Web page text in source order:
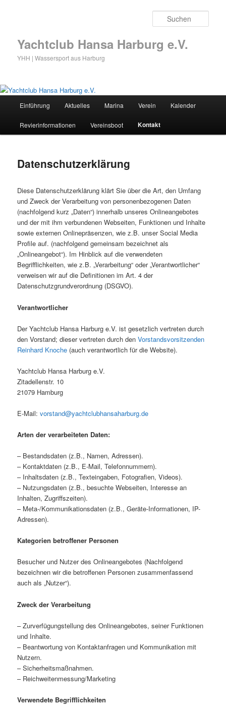
Yachtclub Hansa Harburg e.V.
YHH | Wassersport aus Harburg
Einführung Aktuelles Marina Verein Kalender
Revierinformationen Vereinsboot Kontakt
Datenschutzerklärung
Diese Datenschutzerklärung klärt Sie über die Art, den Umfang
und Zweck der Verarbeitung von personenbezogenen Daten
(nachfolgend kurz „Daten“) innerhalb unseres Onlineangebotes
und der mit ihm verbundenen Webseiten, Funktionen und Inhalte
sowie externen Onlinepräsenzen, wie z.B. unser Social Media
Profile auf. (nachfolgend gemeinsam bezeichnet als
„Onlineangebot“). Im Hinblick auf die verwendeten
Begrifflichkeiten, wie z.B. „Verarbeitung“ oder „Verantwortlicher“
verweisen wir auf die Definitionen im Art. 4 der
Datenschutzgrundverordnung (DSGVO).
Verantwortlicher
Der Yachtclub Hansa Harburg e.V. ist gesetzlich vertreten durch
den Vorstand; dieser vertreten durch denVorstandsvorsitzenden
Reinhard Knoche (auch verantwortlich für die Website).
Yachtclub Hansa Harburg e.V.
Zitadellenstr. 10
21079 Hamburg
E-Mail:vorstand@yachtclubhansaharburg.de
Arten der verarbeiteten Daten:
– Bestandsdaten (z.B., Namen, Adressen).
– Kontaktdaten (z.B., E-Mail, Telefonnummern).
– Inhaltsdaten (z.B., Texteingaben, Fotografien, Videos).
– Nutzungsdaten (z.B., besuchte Webseiten, Interesse an
Inhalten, Zugriffszeiten).
– Meta-/Kommunikationsdaten (z.B., Geräte-Informationen, IP-
Adressen).
Kategorien betroffener Personen
Besucher und Nutzer des Onlineangebotes (Nachfolgend
bezeichnen wir die betroffenen Personen zusammenfassend
auch als „Nutzer“).
Zweck der Verarbeitung
– Zurverfügungstellung des Onlineangebotes, seiner Funktionen
und Inhalte.
– Beantwortung von Kontaktanfragen und Kommunikation mit
Nutzern.
– Sicherheitsmaßnahmen.
– Reichweitenmessung/Marketing
Verwendete Begrifflichkeiten